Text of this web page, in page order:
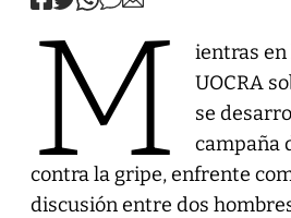
M
ientras en
UOCRA
se
campaña
contra la gripe, enfrente
discusión entre dos